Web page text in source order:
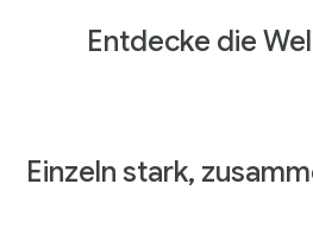
Entdecke die
Einzeln stark,